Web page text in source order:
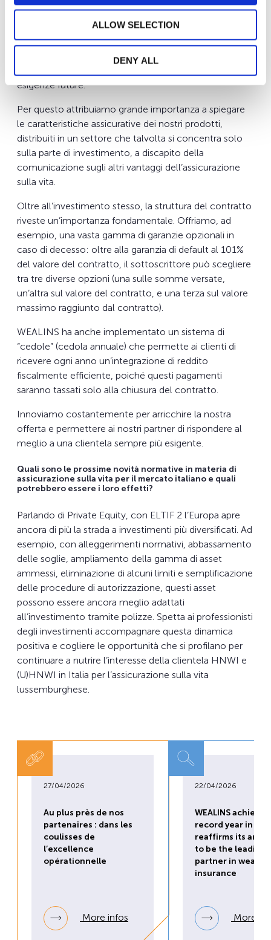
ALLOW SELECTION
DENY ALL
WEALINS che consentono di rispondere alle attese
Le nostre soluzioni sono concepite per rispondere alle
aspirazioni patrimoniali dei clienti al momento della
esigenze future.
Per questo attribuiamo grande importanza a spiegare
le caratteristiche assicurative dei nostri prodotti,
distribuiti in un settore che talvolta si concentra solo
sulla parte di investimento, a discapito della
comunicazione sugli altri vantaggi dell’assicurazione
sulla vita.
Oltre all’investimento stesso, la struttura del contratto
riveste un’importanza fondamentale. Offriamo, ad
esempio, una vasta gamma di garanzie opzionali in
caso di decesso: oltre alla garanzia di default al 101%
del valore del contratto, il sottoscrittore può scegliere
tra tre diverse opzioni (una sulle somme versate,
un’altra sul valore del contratto, e una terza sul valore
massimo raggiunto dal contratto).
WEALINS ha anche implementato un sistema di
“cedole” (cedola annuale) che permette ai clienti di
ricevere ogni anno un’integrazione di reddito
fiscalmente efficiente, poiché questi pagamenti
saranno tassati solo alla chiusura del contratto.
Innoviamo costantemente per arricchire la nostra
offerta e permettere ai nostri partner di rispondere al
meglio a una clientela sempre più esigente.
Quali sono le prossime novità normative in materia di
assicurazione sulla vita per il mercato italiano e quali
potrebbero essere i loro effetti?
Parlando di Private Equity, con ELTIF 2 l’Europa apre
ancora di più la strada a investimenti più diversificati. Ad
esempio, con alleggerimenti normativi, abbassamento
delle soglie, ampliamento della gamma di asset
ammessi, eliminazione di alcuni limiti e semplificazione
delle procedure di autorizzazione, questi asset
possono essere ancora meglio adattati
all’investimento tramite polizze. Spetta ai professionisti
degli investimenti accompagnare questa dinamica
positiva e cogliere le opportunità che si profilano per
continuare a nutrire l’interesse della clientela HNWI e
(U)HNWI in Italia per l’assicurazione sulla vita
lussemburghese.
27/04/2026
Au plus près de nos
partenaires : dans les
coulisses de
l’excellence
opérationnelle
More infos
22/04/2026
WEALINS achieves
record year in
reaffirms its
to be the leading
partner in wealth
insurance
More